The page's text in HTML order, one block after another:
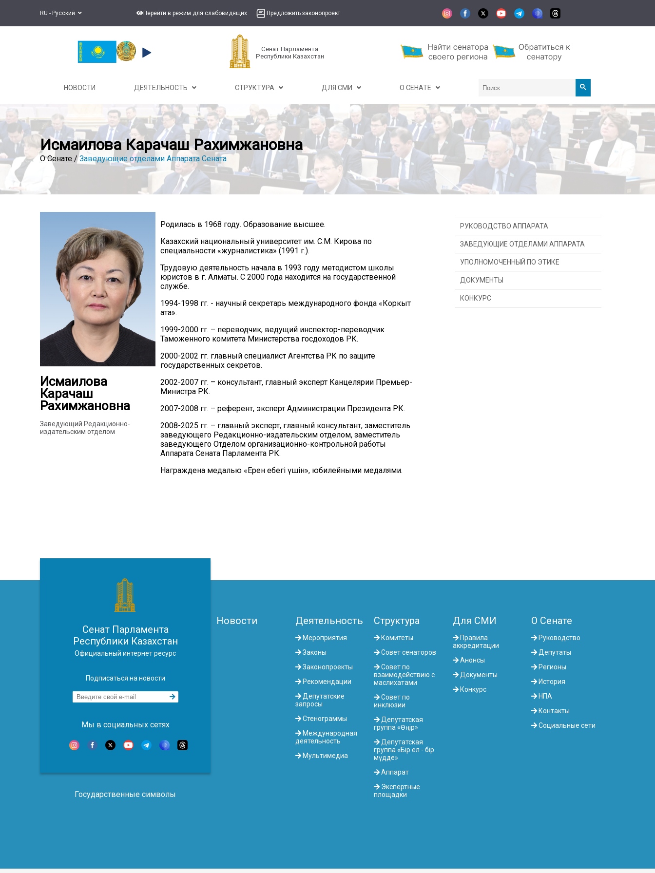
RU - Русский Перейти в режим для слабовидящих Предложить законопроект
Сенат Парламента
Республики Казахстан
НОВОСТИ ДЕЯТЕЛЬНОСТЬ СТРУКТУРА ДЛЯ СМИ О СЕНАТЕ
Исмаилова Карачаш Рахимжановна
О Сенате /Заведующие отделами Аппарата Сената
Исмаилова
Карачаш
Рахимжановна
Заведующий Редакционно-
издательским отделом
Родилась в 1968 году. Образование высшее.
Казахский национальный университет им. С.М. Кирова по
специальности «журналистика»(1991 г.).
Трудовую деятельность начала в 1993 году методистом школы
юристов в г. Алматы. С 2000 года находится на государственной
службе.
1994-1998 гг. - научный секретарь международного фонда «Коркыт
ата».
1999-2000 гг. – переводчик, ведущий инспектор-переводчик
Таможенного комитета Министерства госдоходов РК.
2000-2002 гг. главный специалист Агентства РК по защите
государственных секретов.
2002-2007 гг. – консультант, главный эксперт Канцелярии Премьер-
Министра РК.
2007-2008 гг. – референт, эксперт Администрации Президента РК.
2008-2025 гг. – главный эксперт, главный консультант, заместитель
заведующего Редакционно-издательским отделом, заместитель
заведующего Отделом организационно-контрольной работы
Аппарата Сената Парламента РК.
Награждена медалью «Ерен еңбегі үшін», юбилейными медалями.
РУКОВОДСТВО АППАРАТА
ЗАВЕДУЮЩИЕ ОТДЕЛАМИ АППАРАТА
УПОЛНОМОЧЕННЫЙ ПО ЭТИКЕ
ДОКУМЕНТЫ
КОНКУРС
Сенат Парламента
Республики Казахстан
Официальный интернет ресурс
Подписаться на новости
Мы в социальных сетях
Государственные символы
Новости Деятельность
Мероприятия
Законы
Законопроекты
Рекомендации
Депутатские
запросы
Стенограммы
Международная
деятельность
Мультимедиа
Структура
Комитеты
Совет сенаторов
Совет по
взаимодействию с
маслихатами
Совет по
инклюзии
Депутатская
группа «Өңір»
Депутатская
группа «Бір ел - бір
мүдде»
Аппарат
Экспертные
площадки
Для СМИ
Правила
аккредитации
Анонсы
Документы
Конкурс
О Сенате
Руководство
Депутаты
Регионы
История
НПА
Контакты
Социальные сети